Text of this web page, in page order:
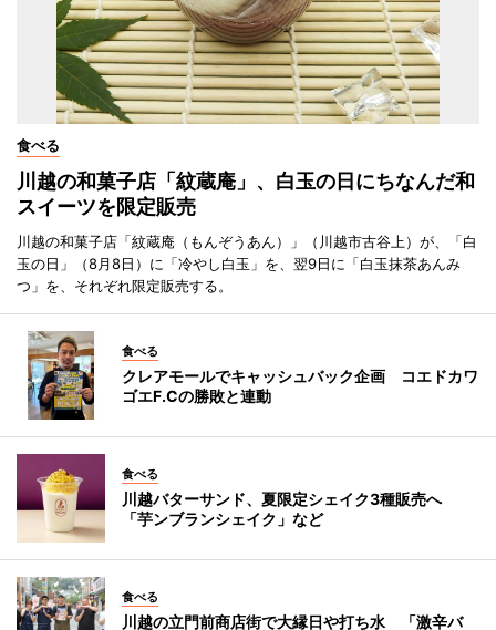
食べる
川越の和菓子店「紋蔵庵」、白玉の日にちなんだ和
スイーツを限定販売
川越の和菓子店「紋蔵庵（もんぞうあん）」（川越市古谷上）が、「白
玉の日」（8月8日）に「冷やし白玉」を、翌9日に「白玉抹茶あんみ
つ」を、それぞれ限定販売する。
食べる
クレアモールでキャッシュバック企画 コエドカワ
ゴエF.Cの勝敗と連動
食べる
川越バターサンド、夏限定シェイク3種販売へ
「芋ンブランシェイク」など
食べる
川越の立門前商店街で大縁日や打ち水 「激辛バ